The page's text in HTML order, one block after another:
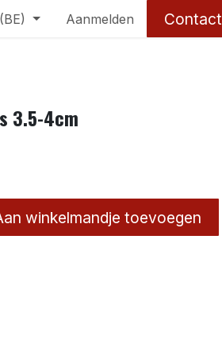
Aanmelden Contact
3.5-4cm
winkelmandje toevoegen